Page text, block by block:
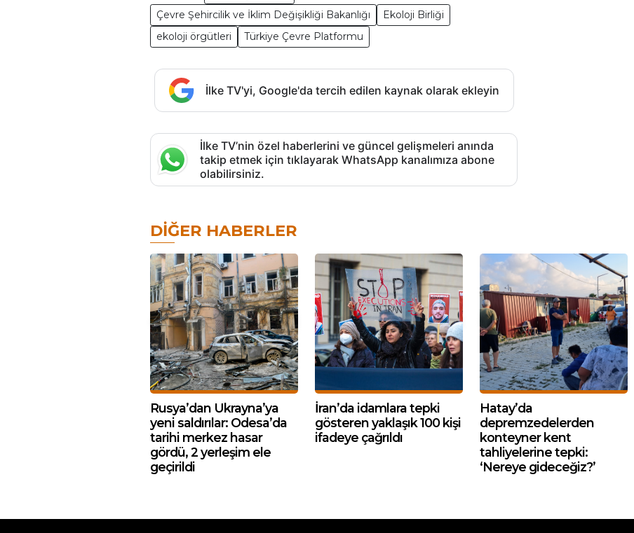
Çevre Şehircilik ve İklim Değişikliği Bakanlığı
Ekoloji Birliği
ekoloji örgütleri
Türkiye Çevre Platformu
İlke TV'yi, Google'da tercih edilen kaynak olarak ekleyin
İlke TV’nin özel haberlerini ve güncel gelişmeleri anında
takip etmek için tıklayarak WhatsApp kanalımıza abone
olabilirsiniz.
DIĞER HABERLER
Rusya’dan Ukrayna’ya
yeni saldırılar: Odesa’da
tarihi merkez hasar
gördü, 2 yerleşim ele
geçirildi
İran’da idamlara tepki
gösteren yaklaşık 100 kişi
ifadeye çağrıldı
Hatay’da
depremzedelerden
konteyner kent
tahliyelerine tepki:
‘Nereye gideceğiz?’